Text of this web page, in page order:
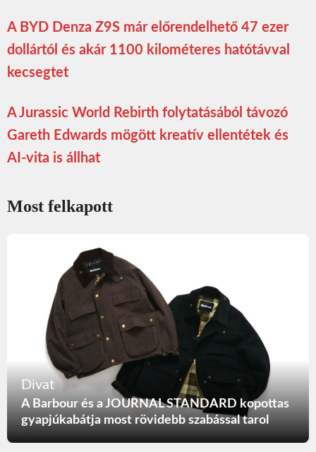
A BYD Denza Z9S már előrendelhető 47 ezer
dollártól és akár 1100 kilométeres hatótávval
kecsegtet
A Jurassic World Rebirth folytatásából távozó
Gareth Edwards mögött kreatív ellentétek és
AI-vita is állhat
Most felkapott
Divat
A Barbour és a JOURNAL STANDARD kopottas
gyapjúkabátja most rövidebb szabással tarol